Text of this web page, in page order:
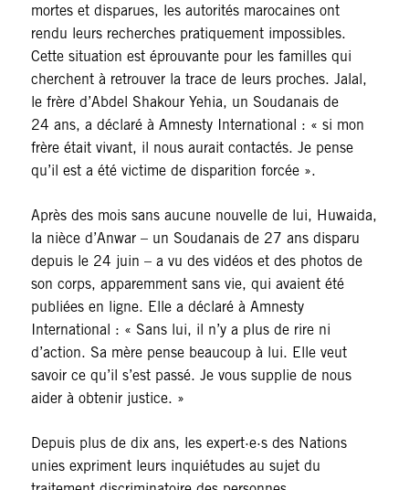
mortes et disparues, les autorités marocaines ont
rendu leurs recherches pratiquement impossibles.
Cette situation est éprouvante pour les familles qui
cherchent à retrouver la trace de leurs proches. Jalal,
le frère d’Abdel Shakour Yehia, un Soudanais de
24 ans, a déclaré à Amnesty International : « si mon
frère était vivant, il nous aurait contactés. Je pense
qu’il est a été victime de disparition forcée ».
Après des mois sans aucune nouvelle de lui, Huwaida,
la nièce d’Anwar – un Soudanais de 27 ans disparu
depuis le 24 juin – a vu des vidéos et des photos de
son corps, apparemment sans vie, qui avaient été
publiées en ligne. Elle a déclaré à Amnesty
International : « Sans lui, il n’y a plus de rire ni
d’action. Sa mère pense beaucoup à lui. Elle veut
savoir ce qu’il s’est passé. Je vous supplie de nous
aider à obtenir justice. »
Depuis plus de dix ans, les expert·e·s des Nations
unies expriment leurs inquiétudes au sujet du